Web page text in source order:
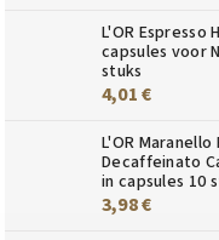
L'OR Espresso
capsules voor
stuks
4,01 €
L'OR Maranello
Decaffeinato
in capsules 10
3,98 €